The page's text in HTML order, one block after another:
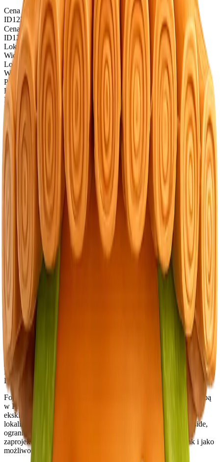
Cena sprzedaży ฿ 45 000 000
ID1220
Cena sprzedaży
฿ 45 000 000
ID1220
Lokalizacja
Ко Кaео
Widok
Sunrise, Sunset
Lokalizacja
Ко Кaео
WidokSunrise, Sunset
Powierzchnia
526m²
Kondygnacje null-storey
Powierzchnia
526m²
Kondygnacje
null-storey
Wyposażenie
Dostępny
Wyposażenie
Basen
Dostępny
Under construction
Powierzchniowy/Podziemny
Stan budowy
Under construction
Powierzchniowy/Podziemny
Leasehold
Na zamówienie
18 mies.
Własność
Leasehold
Na zamówienie
18 mies.
฿ 45 000 000
THB
Installments available
30%
฿ 31 500 000for
Get a payment plan
-
Ко Кaео
Zobacz lokalizację na mapie
Willa
4 sypialni
526
m²
Leasehold
5 łazienek
ORGANIZUJ OGLĘDZINY
Fortuna Likeside
Developer
Fortuna Lakeside to butikowy deweloper nieruchomości z siedzibą
w Phuket w Tajlandii, który koncentruje się na tworzeniu
ekskluzywnych projektów willi mieszkalnych w prestiżowych
lokalizacjach. Firma jest deweloperem projektu Fortuna Lakeside,
ograniczonej kolekcji luksusowych willi nad jeziorem,
zaprojektowanych zarówno do prywatnego zamieszkania, jak i jako
możliwości inwestycyjne.